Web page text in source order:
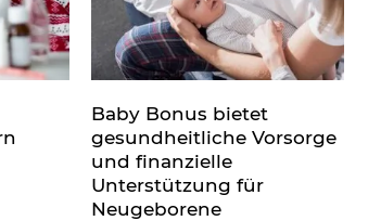
Baby Bonus bietet
gesundheitliche Vorsorge
und finanzielle
Unterstützung für
Neugeborene